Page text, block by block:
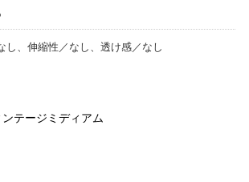
し、伸縮性／なし、透け感／なし
ンテージミディアム